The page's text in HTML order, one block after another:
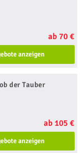
ab 70 €
anzeigen
der Tauber
ab 105 €
anzeigen